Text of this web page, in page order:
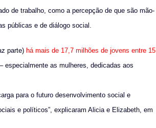
de trabalho, como a percepção de que são mão-
públicas e de diálogo social.
parte) há mais de 17,7 milhões de jovens entre 15
especialmente as mulheres, dedicadas aos
para o futuro desenvolvimento social e
e políticos”, explicaram Alicia e Elizabeth, em